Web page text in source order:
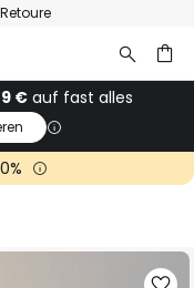
€ auf fast alles